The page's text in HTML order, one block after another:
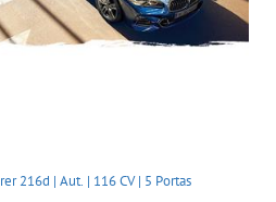
216d | Aut. | 116 CV | 5 Portas